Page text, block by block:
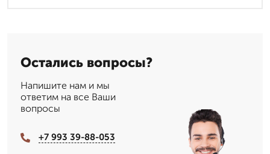
Остались вопросы?
Напишите нам и мы
ответим на все Ваши
вопросы
+7 993 39-88-053